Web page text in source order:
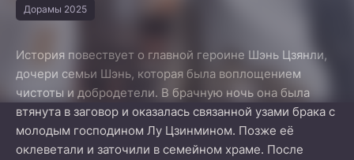
Дорамы 2025
История повествует о главной героине Шэнь Цзянли,
дочери семьи Шэнь, которая была воплощением
чистоты и добродетели. В брачную ночь она была
втянута в заговор и оказалась связанной узами брака с
молодым господином Лу Цзинмином. Позже её
оклеветали и заточили в семейном храме. После